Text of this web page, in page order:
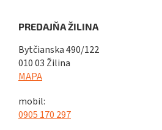
PREDAJŇA ŽILINA
Bytčianska 490/122
010 03 Žilina
MAPA
mobil:
0905 170 297